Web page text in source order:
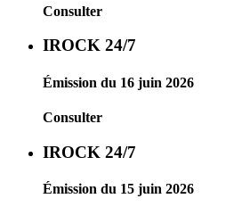
Consulter
IROCK 24/7
Émission du 16 juin 2026
Consulter
IROCK 24/7
Émission du 15 juin 2026